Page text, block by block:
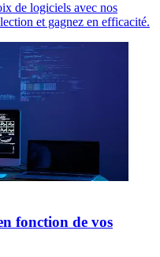
de logiciels avec nos
et gagnez en efficacité.
fonction de vos